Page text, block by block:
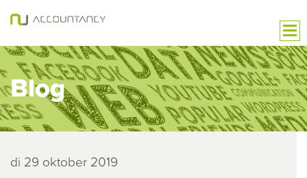
Blog
di 29 oktober 2019